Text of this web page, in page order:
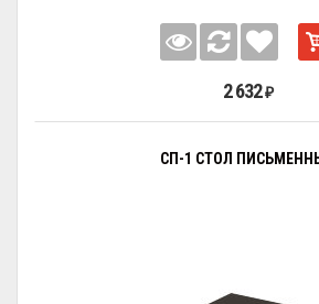
2 632 ₽
СП-1 СТОЛ